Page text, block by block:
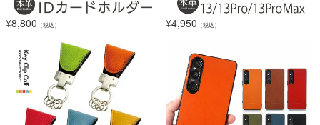
¥8,800 （税込） ¥4,950 （税込）